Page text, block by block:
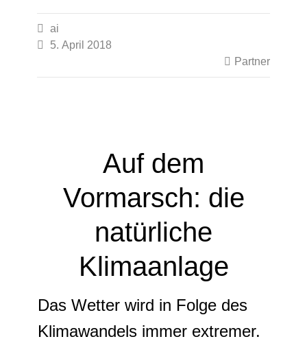

ai

5. April 2018

Partner
Auf dem
Vormarsch: die
natürliche
Klimaanlage
Das Wetter wird in Folge des
Klimawandels immer extremer.